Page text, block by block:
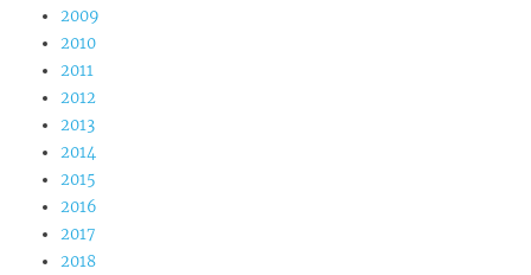
2009
2010
2011
2012
2013
2014
2015
2016
2017
2018